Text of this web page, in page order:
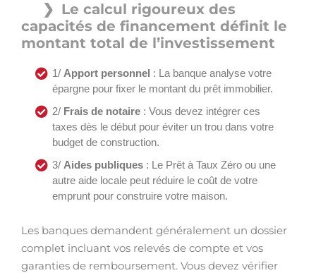
Le calcul rigoureux des
capacités de financement définit le
montant total de l’investissement
1/ Apport personnel : La banque analyse votre
épargne pour fixer le montant du prêt immobilier.
2/ Frais de notaire : Vous devez intégrer ces
taxes dès le début pour éviter un trou dans votre
budget de construction.
3/ Aides publiques : Le Prêt à Taux Zéro ou une
autre aide locale peut réduire le coût de votre
emprunt pour construire votre maison.
Les banques demandent généralement un dossier
complet incluant vos relevés de compte et vos
garanties de remboursement. Vous devez vérifier